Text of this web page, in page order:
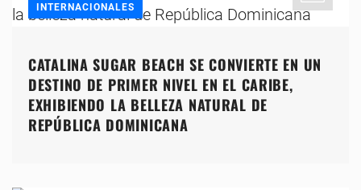
INTERNACIONALES
CATALINA SUGAR BEACH SE CONVIERTE EN UN
DESTINO DE PRIMER NIVEL EN EL CARIBE,
EXHIBIENDO LA BELLEZA NATURAL DE
REPÚBLICA DOMINICANA